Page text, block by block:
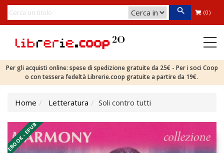
(0)
Per gli acquisti online: spese di spedizione gratuite da 25€ - Per i soci Coop
o con tessera fedeltà Librerie.coop gratuite a partire da 19€.
Home Letteratura Soli contro tutti
EBOOK - EPUB